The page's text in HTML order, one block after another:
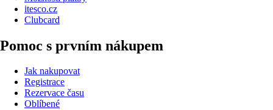
itesco.cz
Clubcard
Pomoc s prvním nákupem
Jak nakupovat
Registrace
Rezervace času
Oblíbené